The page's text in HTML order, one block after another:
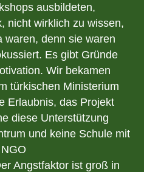
ausbildeten,
nicht wirklich zu wissen,
waren, denn sie waren
Es gibt Gründe
Wir bekamen
türkischen Ministerium
Erlaubnis, das Projekt
diese Unterstützung
und keine Schule mit
Angstfaktor ist groß in